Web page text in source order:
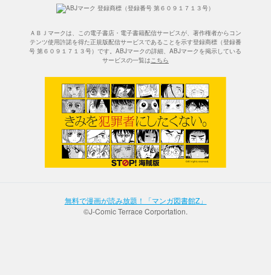
ＡＢＪマークは、この電子書店・電子書籍配信サービスが、著作権者からコン
テンツ使用許諾を得た正規版配信サービスであることを示す登録商標（登録番
号 第６０９１７１３号）です。ABJマークの詳細、ABJマークを掲示している
サービスの一覧はこちら
無料で漫画が読み放題！「マンガ図書館Z」
©J-Comic Terrace Corportation.